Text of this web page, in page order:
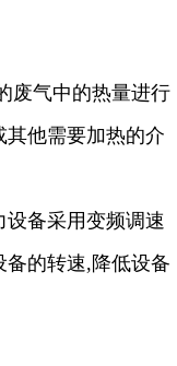
废气中的热量进行
其他需要加热的介
设备采用变频调速
的转速,降低设备